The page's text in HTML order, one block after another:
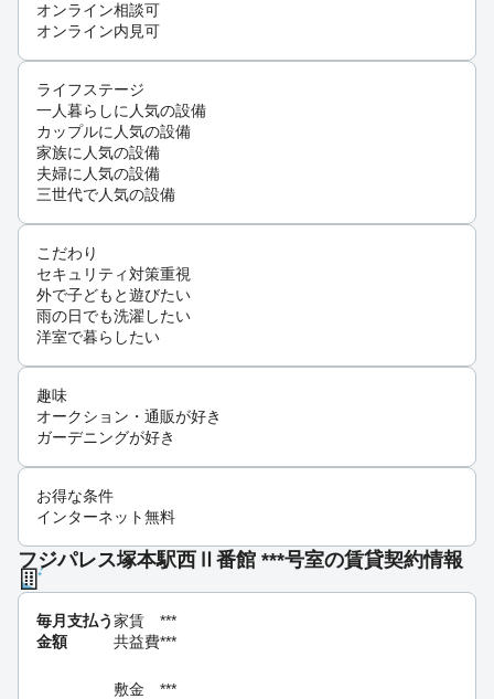
オンライン相談可
オンライン内見可
ライフステージ
一人暮らしに人気の設備
カップルに人気の設備
家族に人気の設備
夫婦に人気の設備
三世代で人気の設備
こだわり
セキュリティ対策重視
外で子どもと遊びたい
雨の日でも洗濯したい
洋室で暮らしたい
趣味
オークション・通販が好き
ガーデニングが好き
お得な条件
インターネット無料
フジパレス塚本駅西Ⅱ番館 ***号室の賃貸契約情報
毎月支払う
金額
家賃
***
共益費***
敷金 ***